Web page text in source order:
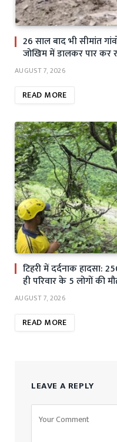
26 साल बाद भी सीमांत
जोखिम में डालकर पार कर
AUGUST 7, 2026
READ MORE
टिहरी में दर्दनाक हादसा:
ही परिवार के 5 लोगों की
AUGUST 7, 2026
READ MORE
LEAVE A REPLY